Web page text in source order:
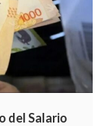
del Salario